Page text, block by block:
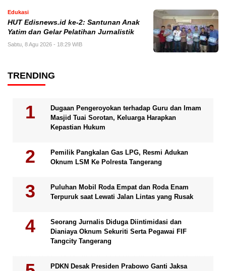
Edukasi
HUT Edisnews.id ke-2: Santunan Anak
Yatim dan Gelar Pelatihan Jurnalistik
Sabtu, 8 Agu 2026 - 18:29 WIB
TRENDING
Dugaan Pengeroyokan terhadap Guru dan Imam
Masjid Tuai Sorotan, Keluarga Harapkan
Kepastian Hukum
Pemilik Pangkalan Gas LPG, Resmi Adukan
Oknum LSM Ke Polresta Tangerang
Puluhan Mobil Roda Empat dan Roda Enam
Terpuruk saat Lewati Jalan Lintas yang Rusak
Seorang Jurnalis Diduga Diintimidasi dan
Dianiaya Oknum Sekuriti Serta Pegawai FIF
Tangcity Tangerang
PDKN Desak Presiden Prabowo Ganti Jaksa